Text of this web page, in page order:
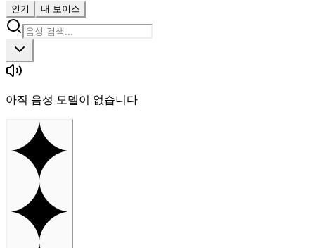
인기 내 보이스
아직 음성 모델이 없습니다